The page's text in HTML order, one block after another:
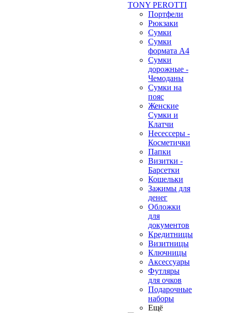
TONY PEROTTI
Портфели
Рюкзаки
Сумки
Сумки
формата А4
Сумки
дорожные -
Чемоданы
Сумки на
пояс
Женские
Сумки и
Клатчи
Несессеры -
Косметички
Папки
Визитки -
Барсетки
Кошельки
Зажимы для
денег
Обложки
для
документов
Кредитницы
Визитницы
Ключницы
Аксессуары
Футляры
для очков
Подарочные
наборы
Ещё